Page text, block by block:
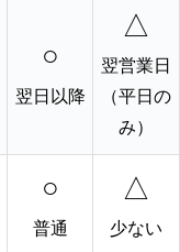
○
翌日以降
△
翌営業日
（平日の
み）
○
普通
△
少ない